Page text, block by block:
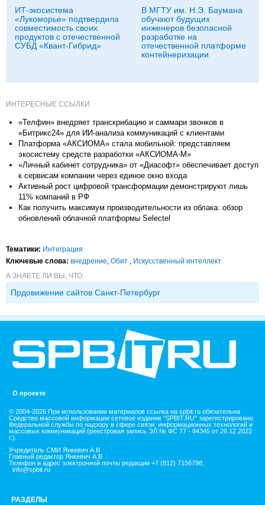
ИТ-экосистема
«Лукоморье» подтвердила
совместимость своих
продуктов с отечественной
СУБД «Квант-Гибрид»
В МГТУ им. Н.Э. Баумана
обучают будущих
инженеров безопасной
разработке на
отечественной платформе
контейнеризации
ИНТЕРЕСНЫЕ ССЫЛКИ
«Телфин» внедряет транскрибацию и саммари звонков в
«Битрикс24» для ИИ-анализа коммуникаций с клиентами
Платформа «АКСИОМА» стала мобильной: представляем
экосистему средств разработки «АКСИОМА-М»
«Личный кабинет сотрудника» от «Диасофт» обеспечивает доступ
к сервисам компании через единое окно входа
Активный рост цифровой трансформации демонстрируют лишь
11% компаний в РФ
Как получить максимум производительности из облака: обзор
обновлений облачной платформы Selectel
Тематики: Интеграция
Ключевые слова: внедрение, Обит , Искусственный интеллект
А ЗНАЕТЕ ЛИ ВЫ, ЧТО:
Прдовижение сайтов Санкт-Петербург
О проекте
© 2004-2026 При использовании материалов ссылка на spbit.ru обязательна
Средство массовой информации сетевое издание "SPBIT.RU" зарегистрировано
Федеральной службы по надзору в сфере связи, информационных технологий и
массовых коммуникаций (реестровая запись ЭЛ № ФС 77 - 84345 от 26.12.2022
г.).
Учредитель СМИ Янкевич А.В
Главный редактор Янкевич А.В
Телефон и адрес электронной почты редакции +7 (812) 7156798,
info@spbit.ru
РАЗДЕЛЫ